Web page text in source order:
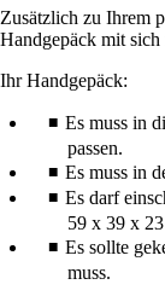
Zusätzlich zu Ihrem
Handgepäck mit sich
Ihr Handgepäck:
Es muss in
passen.
Es muss in
Es darf
59 x 39 x
Es sollte
muss.